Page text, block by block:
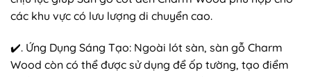
các khu vực có lưu lượng di chuyển cao.
✔️. Ứng Dụng Sáng Tạo: Ngoài lót sàn, sàn gỗ Charm
Wood còn có thể được sử dụng để ốp tường, tạo điểm